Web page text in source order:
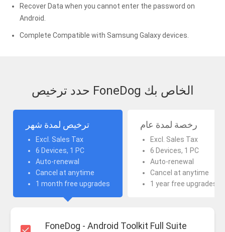
Recover Data when you cannot enter the password on
Android.
Complete Compatible with Samsung Galaxy devices.
حدد ترخيص FoneDog الخاص بك
ترخيص لمدة شهر
Excl. Sales Tax
6 Devices, 1 PC
Auto-renewal
Cancel at anytime
1 month free upgrades
رخصة لمدة عام
Excl. Sales Tax
6 Devices, 1 PC
Auto-renewal
Cancel at anytime
1 year free upgrades
FoneDog - Android Toolkit Full Suite